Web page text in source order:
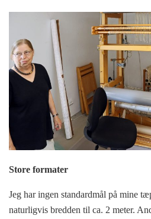
Store formater
Jeg har ingen standardmål på mine
naturligvis bredden til ca. 2 meter.